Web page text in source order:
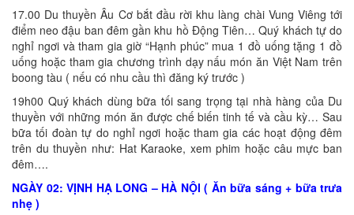
17.00 Du thuyền Âu Cơ bắt đầu rời khu làng chài Vung Viêng tới
điểm neo đậu ban đêm gần khu hồ Động Tiên… Quý khách tự do
nghỉ ngơi và tham gia giờ “Hạnh phúc” mua 1 đồ uống tặng 1 đồ
uống hoặc tham gia chương trình dạy nấu món ăn Việt Nam trên
boong tàu ( nếu có nhu cầu thì đăng ký trước )
19h00 Quý khách dùng bữa tối sang trọng tại nhà hàng của Du
thuyền với những món ăn được chế biến tinh tế và cầu kỳ… Sau
bữa tối đoàn tự do nghỉ ngơi hoặc tham gia các hoạt động đêm
trên du thuyền như: Hat Karaoke, xem phim hoặc câu mực ban
đêm….
NGÀY 02: VỊNH HẠ LONG – HÀ NỘI ( Ăn bữa sáng + bữa trưa
nhẹ )